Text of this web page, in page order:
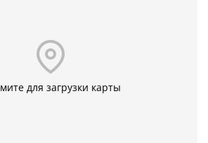
для загрузки карты